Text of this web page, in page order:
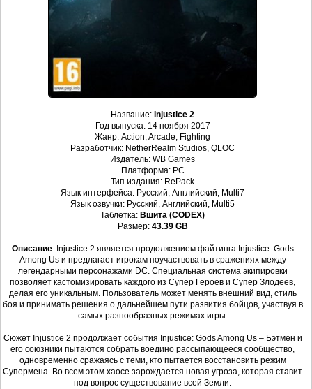
Название: Injustice 2
Год выпуска: 14 ноября 2017
Жанр: Action, Arcade, Fighting
Разработчик: NetherRealm Studios, QLOC
Издатель: WB Games
Платформа: PC
Тип издания: RePack
Язык интерфейса: Русский, Английский, Multi7
Язык озвучки: Русский, Английский, Multi5
Таблетка: Вшита (CODEX)
Размер: 43.39 GB
Описание: Injustice 2 является продолжением файтинга Injustice: Gods
Among Us и предлагает игрокам поучаствовать в сражениях между
легендарными персонажами DC. Специальная система экипировки
позволяет кастомизировать каждого из Супер Героев и Супер Злодеев,
делая его уникальным. Пользователь может менять внешний вид, стиль
боя и принимать решения о дальнейшем пути развития бойцов, участвуя в
самых разнообразных режимах игры.
Сюжет Injustice 2 продолжает события Injustice: Gods Among Us – Бэтмен и
его союзники пытаются собрать воедино рассыпающееся сообщество,
одновременно сражаясь с теми, кто пытается восстановить режим
Супермена. Во всем этом хаосе зарождается новая угроза, которая ставит
под вопрос существование всей Земли.